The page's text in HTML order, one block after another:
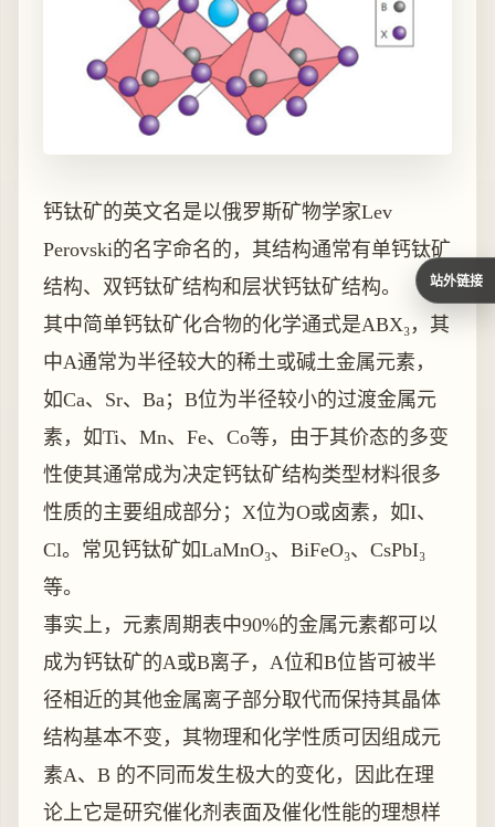
钙钛矿的英文名是以俄罗斯矿物学家Lev
Perovski的名字命名的，其结构通常有单钙钛矿
结构、双钙钛矿结构和层状钙钛矿结构。
其中简单钙钛矿化合物的化学通式是ABX₃，其
中A通常为半径较大的稀土或碱土金属元素，
如Ca、Sr、Ba；B位为半径较小的过渡金属元
素，如Ti、Mn、Fe、Co等，由于其价态的多变
性使其通常成为决定钙钛矿结构类型材料很多
性质的主要组成部分；X位为O或卤素，如I、
Cl。常见钙钛矿如LaMnO₃、BiFeO₃、CsPbI₃
等。
事实上，元素周期表中90%的金属元素都可以
成为钙钛矿的A或B离子，A位和B位皆可被半
径相近的其他金属离子部分取代而保持其晶体
结构基本不变，其物理和化学性质可因组成元
素A、B 的不同而发生极大的变化，因此在理
论上它是研究催化剂表面及催化性能的理想样
站外链接